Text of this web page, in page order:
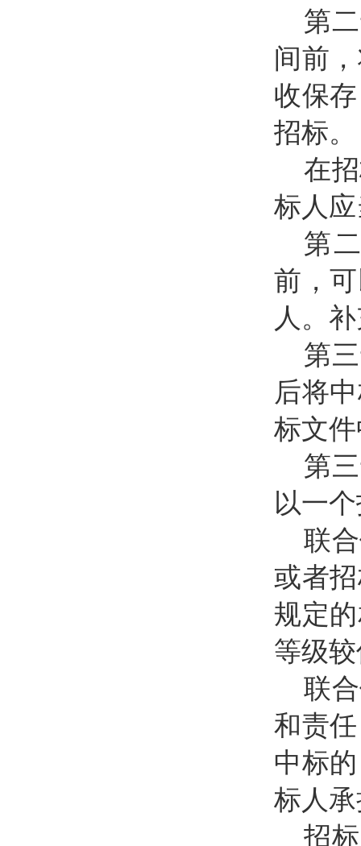
第
间前
收保
招标。
在
标人
第
前，
人。
第
后将
标文
第
以一
联
或者
规定
等级
联
和责
中标
标人
招